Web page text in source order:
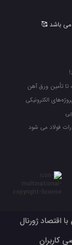
باشد 🥰
تا تأمین ورق آهن
الکترونیکی
فولاد می شود
اقتصاد ژورنال